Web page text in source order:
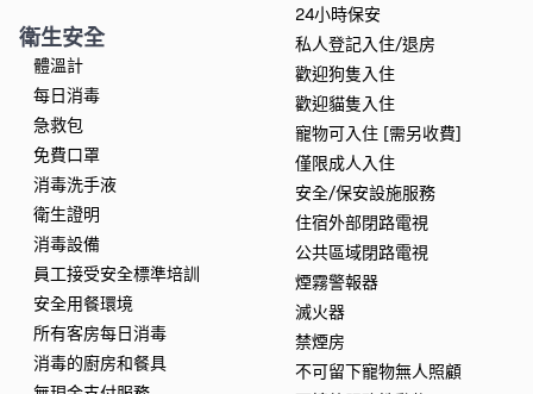
衛生安全
體溫計
每日消毒
急救包
免費口罩
消毒洗手液
衛生證明
消毒設備
員工接受安全標準培訓
安全用餐環境
所有客房每日消毒
消毒的廚房和餐具
24小時保安
私人登記入住/退房
歡迎狗隻入住
歡迎貓隻入住
寵物可入住 [需另收費]
僅限成人入住
安全/保安設施服務
住宿外部閉路電視
公共區域閉路電視
煙霧警報器
滅火器
禁煙房
不可留下寵物無人照顧